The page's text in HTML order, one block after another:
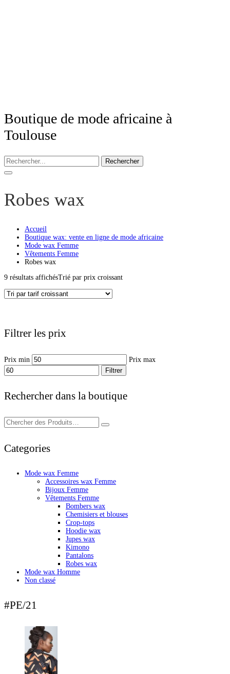
Boutique de mode africaine à
Toulouse
Rechercher
Robes wax
Accueil
Boutique wax: vente en ligne de mode africaine
Mode wax Femme
Vêtements Femme
Robes wax
9 résultats affichésTrié par prix croissant
Filtrer les prix
Prix min
Prix max
Filtrer
Rechercher dans la boutique
Categories
Mode wax Femme
Accessoires wax Femme
Bijoux Femme
Vêtements Femme
Bombers wax
Chemisiers et blouses
Crop-tops
Hoodie wax
Jupes wax
Kimono
Pantalons
Robes wax
Mode wax Homme
Non classé
#PE/21